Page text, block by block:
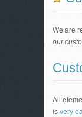
We are
our
All
is very